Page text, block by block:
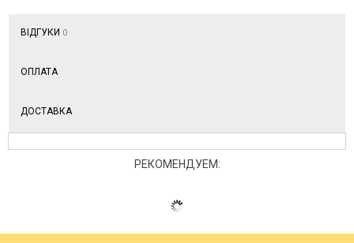
ВІДГУКИ 0
ОПЛАТА
ДОСТАВКА
РЕКОМЕНДУЕМ: